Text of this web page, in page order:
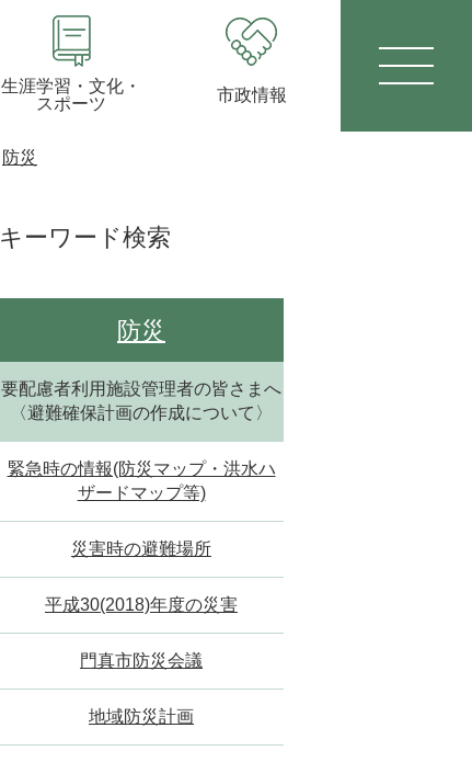
生涯学習・文化・
スポーツ
市政情報
防災
キーワード検索
防災
要配慮者利用施設管理者の皆さまへ
〈避難確保計画の作成について〉
緊急時の情報(防災マップ・洪水ハ
ザードマップ等)
災害時の避難場所
平成30(2018)年度の災害
門真市防災会議
地域防災計画